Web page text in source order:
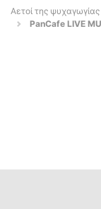
Αετοί της ψυχαγωγίας
PanCafe LIVE